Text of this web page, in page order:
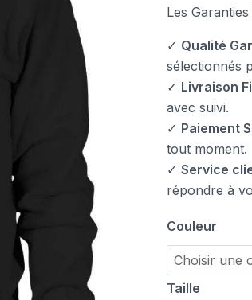
Les
✓ Qualité
sélectionnés
✓ Livraison
avec suivi.
✓ Paiement
tout moment.
✓ Service
répondre à
Couleur
Taille
Law